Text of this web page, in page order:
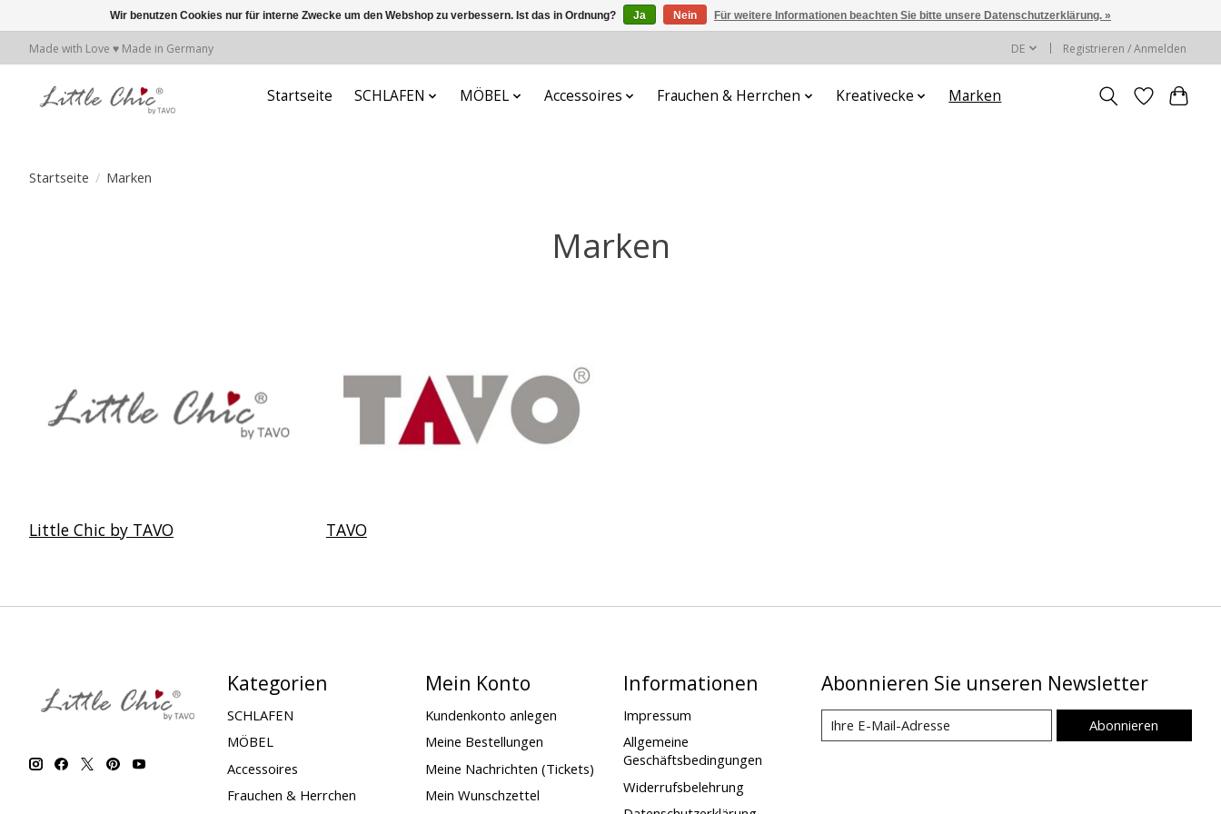
Made with Love ♥ Made in Germany DE Registrieren / Anmelden
Startseite SCHLAFEN MÖBEL Accessoires Frauchen & Herrchen Kreativecke Marken
Startseite / Marken
Marken
Little Chic by TAVO TAVO
Kategorien
SCHLAFEN
MÖBEL
Accessoires
Frauchen & Herrchen
Mein Konto
Kundenkonto anlegen
Meine Bestellungen
Meine Nachrichten (Tickets)
Mein Wunschzettel
Informationen
Impressum
Allgemeine
Geschäftsbedingungen
Widerrufsbelehrung
Abonnieren Sie unseren Newsletter
Abonnieren
Wir benutzen Cookies nur für interne Zwecke um den Webshop zu verbessern. Ist das in Ordnung? Ja Nein Für weitere Informationen beachten Sie bitte unsere Datenschutzerklärung. »